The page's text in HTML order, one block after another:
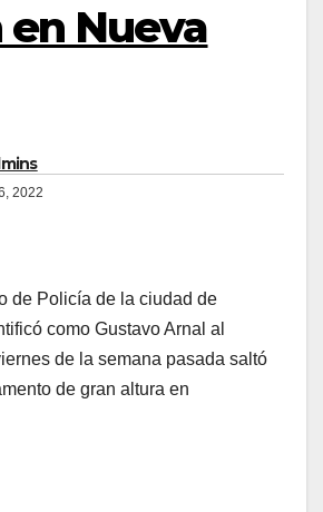
Nueva
2022
de Policía de la ciudad de
como Gustavo Arnal al
de la semana pasada saltó
de gran altura en